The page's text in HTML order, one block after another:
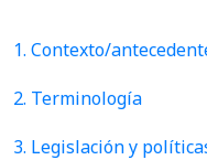
1. Contexto/
2. Terminología
3. Legislación y